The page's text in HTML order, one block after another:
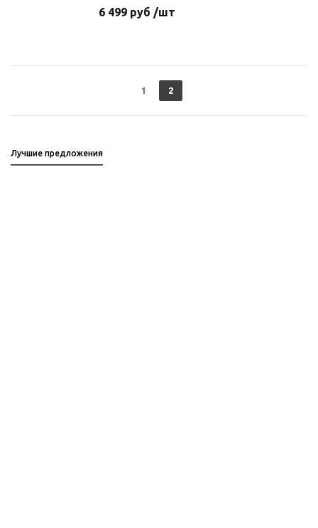
6 499 руб /шт
1 2
Лучшие предложения